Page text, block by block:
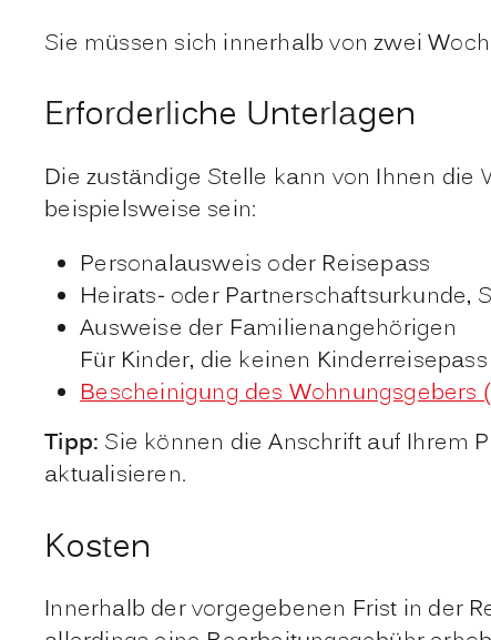
Sie müssen sich innerhalb von zwei
Erforderliche Unterlagen
Die zuständige Stelle kann von Ihnen
beispielsweise sein:
Personalausweis oder Reisepass
Heirats- oder Partnerschaftsurkunde,
Ausweise der Familienangehörigen
Für Kinder, die keinen
Bescheinigung des Wohnungsgebers
Tipp: Sie können die Anschrift auf Ihrem
aktualisieren.
Kosten
Innerhalb der vorgegebenen Frist in der